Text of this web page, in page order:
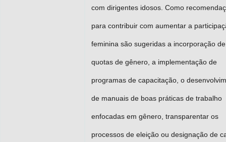
com dirigentes idosos. Como
para contribuir com aumentar a
feminina são sugeridas a incorporação de
quotas de gênero, a implementação de
programas de capacitação, o
de manuais de boas práticas de trabalho
enfocadas em gênero, transparentar os
processos de eleição ou designação de